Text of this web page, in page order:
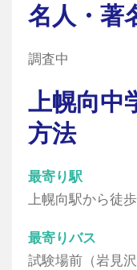
名人・著
調査中
上幌向中
方法
最寄り駅
上幌向駅から徒
最寄りバス
試験場前（岩見